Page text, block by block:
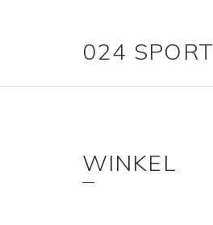
024 SPORT
WINKEL